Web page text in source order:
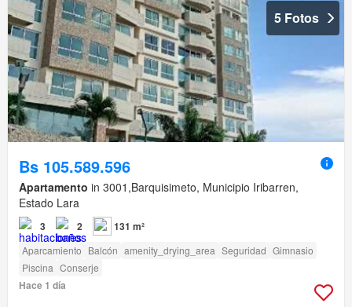
5 Fotos
Bs 105.589.596
Apartamento in 3001,Barquisimeto, Municipio Iribarren,
Estado Lara
3 2 131 m²
Aparcamiento Balcón amenity_drying_area Seguridad Gimnasio
Piscina Conserje
Hace 1 día